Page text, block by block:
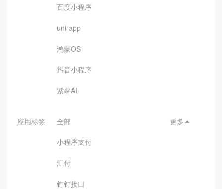
百度小程序
uni-app
鸿蒙OS
抖音小程序
紫薯AI
应用标签 全部
小程序支付
汇付
钉钉接口
更多 